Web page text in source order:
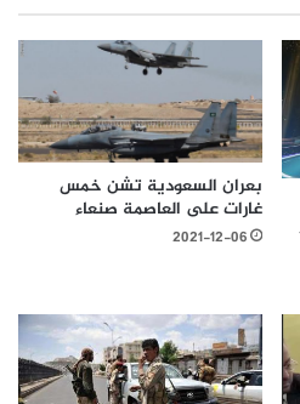
بعران السعودية تشن خمس
غارات على العاصمة صنعاء
2021-12-06